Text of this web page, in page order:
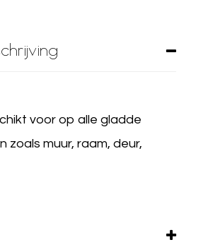
voor op alle gladde
zoals muur, raam, deur,